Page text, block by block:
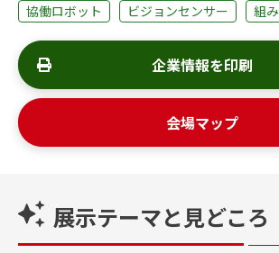
協働ロボット ビジョンセンサー 組
企業情報を印刷
会場マップ
展示テーマと見どころ